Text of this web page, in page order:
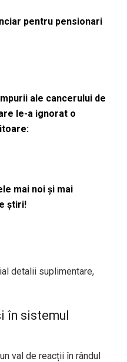
pentru pensionari
ale cancerului de
le-a ignorat o
mai noi și mai
știri!
detalii suplimentare,
în sistemul
val de reacții în rândul